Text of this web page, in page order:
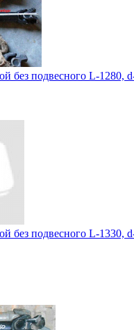
без подвесного L-1280,
без подвесного L-1330,